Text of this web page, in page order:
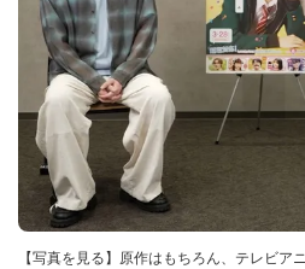
【写真を見る】原作はもちろん、テレビア